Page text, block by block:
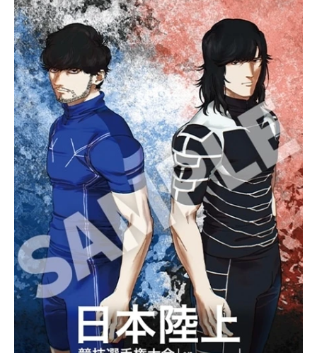
最新記事一覧
アニメ記事一覧 声優記事一覧
アニメ映画一覧 実写化映画一覧
今期アニメ曜日別一覧
春アニメ 夏アニメ
秋アニメ 冬アニメ
男性声優/女性声優一覧
FOLLOW US